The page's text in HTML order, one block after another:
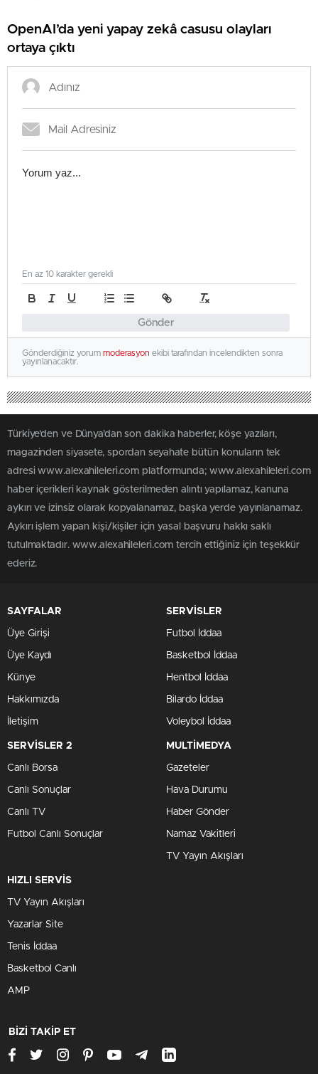
OpenAI’da yeni yapay zekâ casusu olayları
ortaya çıktı
Gönder
En az 10 karakter gerekli
Gönderdiğiniz yorum moderasyon ekibi tarafından incelendikten sonra
yayınlanacaktır.
Türkiye'den ve Dünya’dan son dakika haberler, köşe yazıları,
magazinden siyasete, spordan seyahate bütün konuların tek
adresi www.alexahileleri.com platformunda; www.alexahileleri.com
haber içerikleri kaynak gösterilmeden alıntı yapılamaz, kanuna
aykırı ve izinsiz olarak kopyalanamaz, başka yerde yayınlanamaz.
Aykırı işlem yapan kişi/kişiler için yasal başvuru hakkı saklı
tutulmaktadır. www.alexahileleri.com tercih ettiğiniz için teşekkür
ederiz.
SAYFALAR
Üye Girişi
Üye Kaydı
Künye
Hakkımızda
İletişim
SERVİSLER
Futbol İddaa
Basketbol İddaa
Hentbol İddaa
Bilardo İddaa
Voleybol İddaa
SERVİSLER 2
Canlı Borsa
Canlı Sonuçlar
Canlı TV
Futbol Canlı Sonuçlar
MULTİMEDYA
Gazeteler
Hava Durumu
Haber Gönder
Namaz Vakitleri
TV Yayın Akışları
HIZLI SERVİS
TV Yayın Akışları
Yazarlar Site
Tenis İddaa
Basketbol Canlı
AMP
BİZİ TAKİP ET